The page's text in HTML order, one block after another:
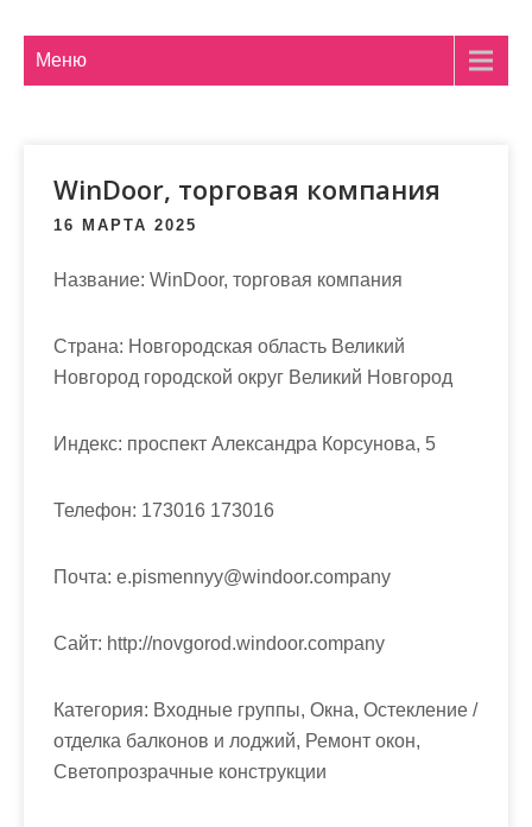
Меню
WinDoor, торговая компания
16 МАРТА 2025
Название: WinDoor, торговая компания
Страна: Новгородская область Великий
Новгород городской округ Великий Новгород
Индекс: проспект Александра Корсунова, 5
Телефон: 173016 173016
Почта: e.pismennyy@windoor.company
Cайт: http://novgorod.windoor.company
Категория: Входные группы, Окна, Остекление /
отделка балконов и лоджий, Ремонт окон,
Светопрозрачные конструкции